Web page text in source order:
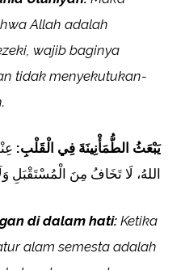
Allah adalah
wajib baginya
tidak menyekutukan-
يَبْعَثُ الطُّمَأْنِينَةَ فِي الْقَلْبِ:
اللهُ، لَا تَخَافُ مِنَ الْمُسْتَقْبَلِ
di dalam hati: Ketika
alam semesta adalah